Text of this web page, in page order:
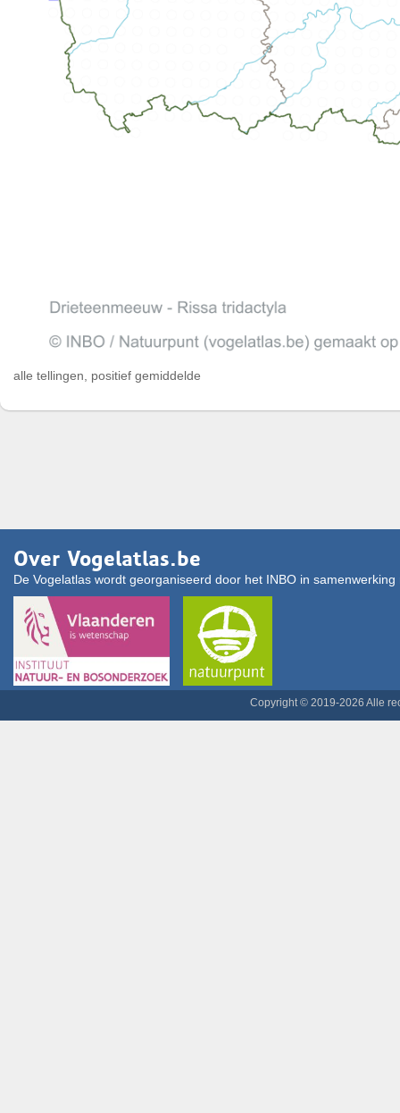
alle tellingen, positief gemiddelde
Over Vogelatlas.be
De Vogelatlas wordt georganiseerd door het INBO in
Copyright © 2019-2026 Alle